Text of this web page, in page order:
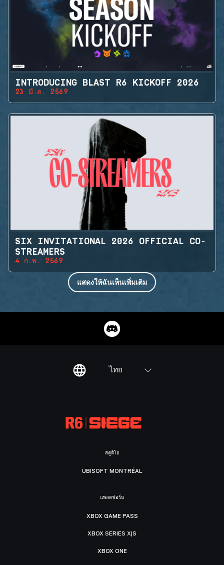
INTRODUCING BLAST R6 KICKOFF 2026
23 มี.ค. 2569
SIX INVITATIONAL 2026 OFFICIAL CO-
STREAMERS
4 ก.พ. 2569
แสดงให้ฉันเห็นเพิ่มเติม
ไทย
สตูดิโอ
UBISOFT MONTRÉAL
แพลตฟอร์ม
XBOX GAME PASS
XBOX SERIES X|S
XBOX ONE